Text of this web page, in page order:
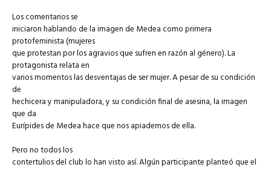
Los comentarios se
iniciaron hablando de la imagen de Medea como primera
protofeminista (mujeres
que protestan por los agravios que sufren en razón al género). La
protagonista relata en
varios momentos las desventajas de ser mujer. A pesar de su condición
de
hechicera y manipuladora, y su condición final de asesina, la imagen
que da
Eurípides de Medea hace que nos apiademos de ella.
Pero no todos los
contertulios del club lo han visto así. Algún participante planteó que el